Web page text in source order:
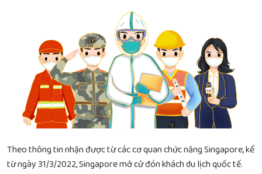
Theo thông tin nhận được từ các cơ quan chức năng Singapore, kể
từ ngày 31/3/2022, Singapore mở cử đón khách du lịch quốc tế.